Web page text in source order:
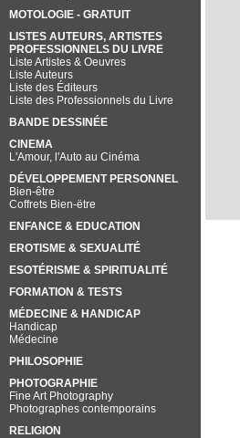
MOTOLOGIE - GRATUIT
LISTES AUTEURS, ARTISTES
PROFESSIONNELS DU LIVRE
Liste Artistes & Oeuvres
Liste Auteurs
Liste des Éditeurs
Liste des Professionnels du Livre
BANDE DESSINÉE
CINEMA
L'Amour, l'Auto au Cinéma
DÉVELOPPEMENT PERSONNEL
Bien-être
Coffrets Bien-ëtre
ENFANCE & EDUCATION
EROTISME & SEXUALITÉ
ESOTÉRISME & SPIRITUALITÉ
FORMATION & TESTS
MÉDECINE & HANDICAP
Handicap
Médecine
PHILOSOPHIE
PHOTOGRAPHIE
Fine Art Photography
Photographes contemporains
RELIGION